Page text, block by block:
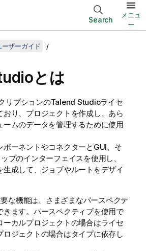
Search
メニュ
ー
ザーガイド
とは
リプションのTalend Studioライセ
おり、プロジェクトを作成し、あら
ームのデータを管理するために使用
ポーネントやコネクターとGUI、そ
プのインターフェイスを使用し、
生成して、ジョブやルートをデザイ
な機能は、さまざまなパースペクテ
きます。パースペクティブを使用で
ーカルプロジェクトの場合はライセ
ロジェクトの場合はタイプに依存し